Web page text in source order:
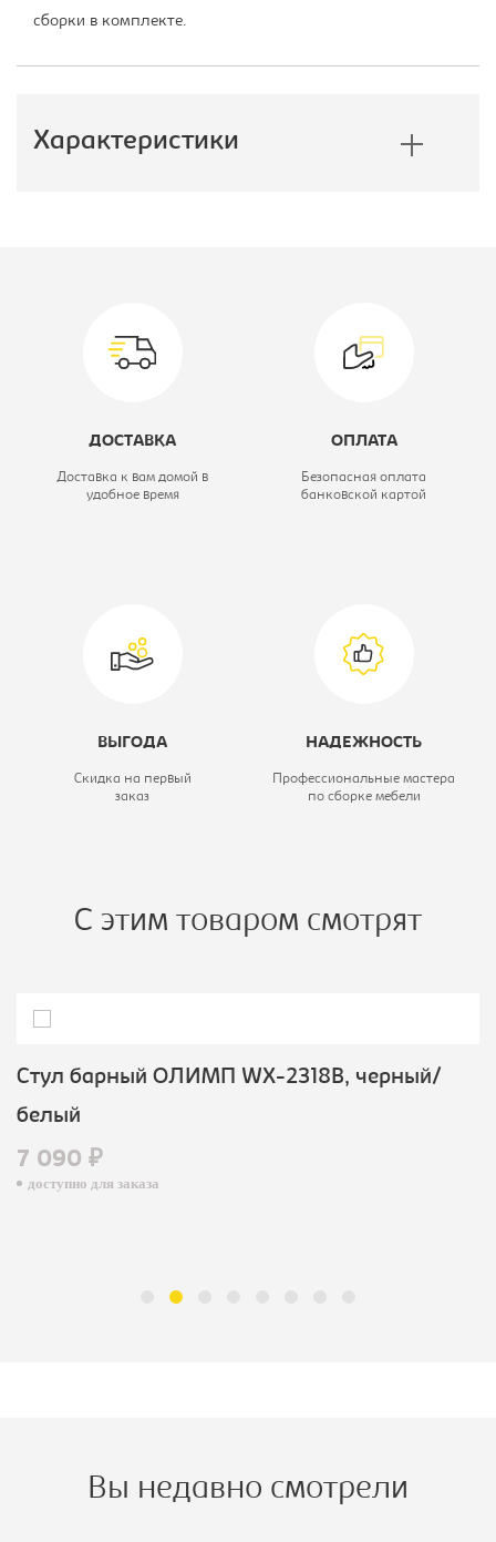
сборки в комплекте.
Характеристики
КРЮГЕР АРМ
Материал обивки: кож.зам
ДОСТАВКА
Доставка к вам домой в
удобное время
ОПЛАТА
Безопасная оплата
банковской картой
ВЫГОДА
Скидка на первый
заказ
НАДЕЖНОСТЬ
Профессиональные мастера
по сборке мебели
С этим товаром смотрят
Стул барный ОЛИМП WX-2318B, черный/
белый
7 090 ₽
доступно для заказа
Вы недавно смотрели